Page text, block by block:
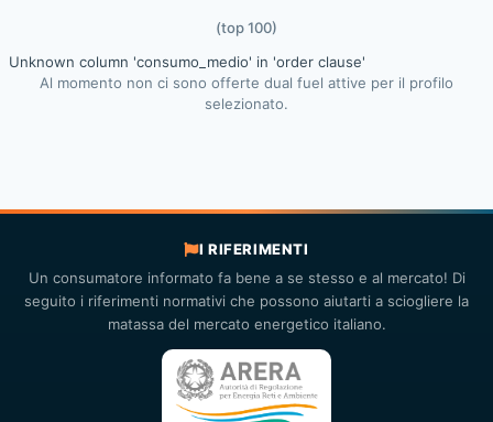
(top 100)
Unknown column 'consumo_medio' in 'order clause'
Al momento non ci sono offerte dual fuel attive per il profilo
selezionato.
I RIFERIMENTI
Un consumatore informato fa bene a se stesso e al mercato! Di
seguito i riferimenti normativi che possono aiutarti a sciogliere la
matassa del mercato energetico italiano.